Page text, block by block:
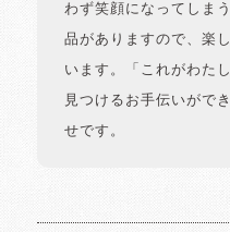
わず笑顔になってしま
品がありますので、楽
います。「これがわた
見つけるお手伝いがで
せです。